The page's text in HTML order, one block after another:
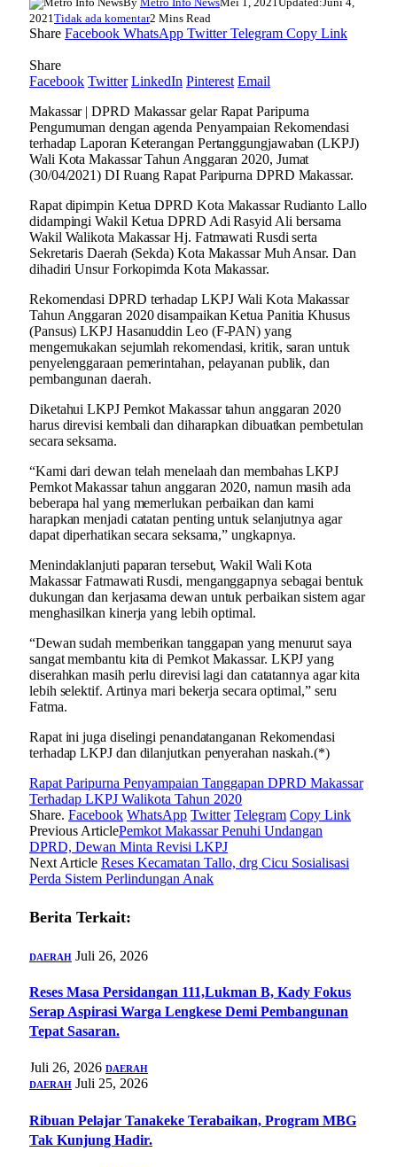
2021 Tidak ada komentar2 Mins Read
Share Facebook WhatsApp Twitter Telegram Copy Link
Share
Facebook Twitter LinkedIn Pinterest Email
Makassar | DPRD Makassar gelar Rapat Paripurna
Pengumuman dengan agenda Penyampaian Rekomendasi
terhadap Laporan Keterangan Pertanggungjawaban (LKPJ)
Wali Kota Makassar Tahun Anggaran 2020, Jumat
(30/04/2021) DI Ruang Rapat Paripurna DPRD Makassar.
Rapat dipimpin Ketua DPRD Kota Makassar Rudianto Lallo
didampingi Wakil Ketua DPRD Adi Rasyid Ali bersama
Wakil Walikota Makassar Hj. Fatmawati Rusdi serta
Sekretaris Daerah (Sekda) Kota Makassar Muh Ansar. Dan
dihadiri Unsur Forkopimda Kota Makassar.
Rekomendasi DPRD terhadap LKPJ Wali Kota Makassar
Tahun Anggaran 2020 disampaikan Ketua Panitia Khusus
(Pansus) LKPJ Hasanuddin Leo (F-PAN) yang
mengemukakan sejumlah rekomendasi, kritik, saran untuk
penyelenggaraan pemerintahan, pelayanan publik, dan
pembangunan daerah.
Diketahui LKPJ Pemkot Makassar tahun anggaran 2020
harus direvisi kembali dan diharapkan dibuatkan pembetulan
secara seksama.
“Kami dari dewan telah menelaah dan membahas LKPJ
Pemkot Makassar tahun anggaran 2020, namun masih ada
beberapa hal yang memerlukan perbaikan dan kami
harapkan menjadi catatan penting untuk selanjutnya agar
dapat diperhatikan secara seksama,” ungkapnya.
Menindaklanjuti paparan tersebut, Wakil Wali Kota
Makassar Fatmawati Rusdi, menganggapnya sebagai bentuk
dukungan dan kerjasama dewan untuk perbaikan sistem agar
menghasilkan kinerja yang lebih optimal.
“Dewan sudah memberikan tanggapan yang menurut saya
sangat membantu kita di Pemkot Makassar. LKPJ yang
diserahkan masih perlu direvisi lagi dan catatannya agar kita
lebih selektif. Artinya mari bekerja secara optimal,” seru
Fatma.
Rapat ini juga diselingi penandatanganan Rekomendasi
terhadap LKPJ dan dilanjutkan penyerahan naskah.(*)
Rapat Paripurna Penyampaian Tanggapan DPRD Makassar
Terhadap LKPJ Walikota Tahun 2020
Share. Facebook WhatsApp Twitter Telegram Copy Link
Previous ArticlePemkot Makassar Penuhi Undangan
DPRD, Dewan Minta Revisi LKPJ
Next Article Reses Kecamatan Tallo, drg Cicu Sosialisasi
Perda Sistem Perlindungan Anak
Berita Terkait:
DAERAH Juli 26, 2026
Reses Masa Persidangan 111,Lukman B, Kady Fokus
Serap Aspirasi Warga Lengkese Demi Pembangunan
Tepat Sasaran.
Juli 26, 2026 DAERAH
DAERAH Juli 25, 2026
‍Ribuan Pelajar Tanakeke Terabaikan, Program MBG
Tak Kunjung Hadir.